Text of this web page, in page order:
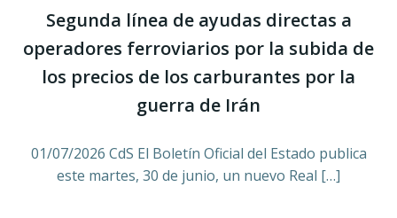
Segunda línea de ayudas directas a
operadores ferroviarios por la subida de
los precios de los carburantes por la
guerra de Irán
01/07/2026 CdS El Boletín Oficial del Estado publica
este martes, 30 de junio, un nuevo Real […]